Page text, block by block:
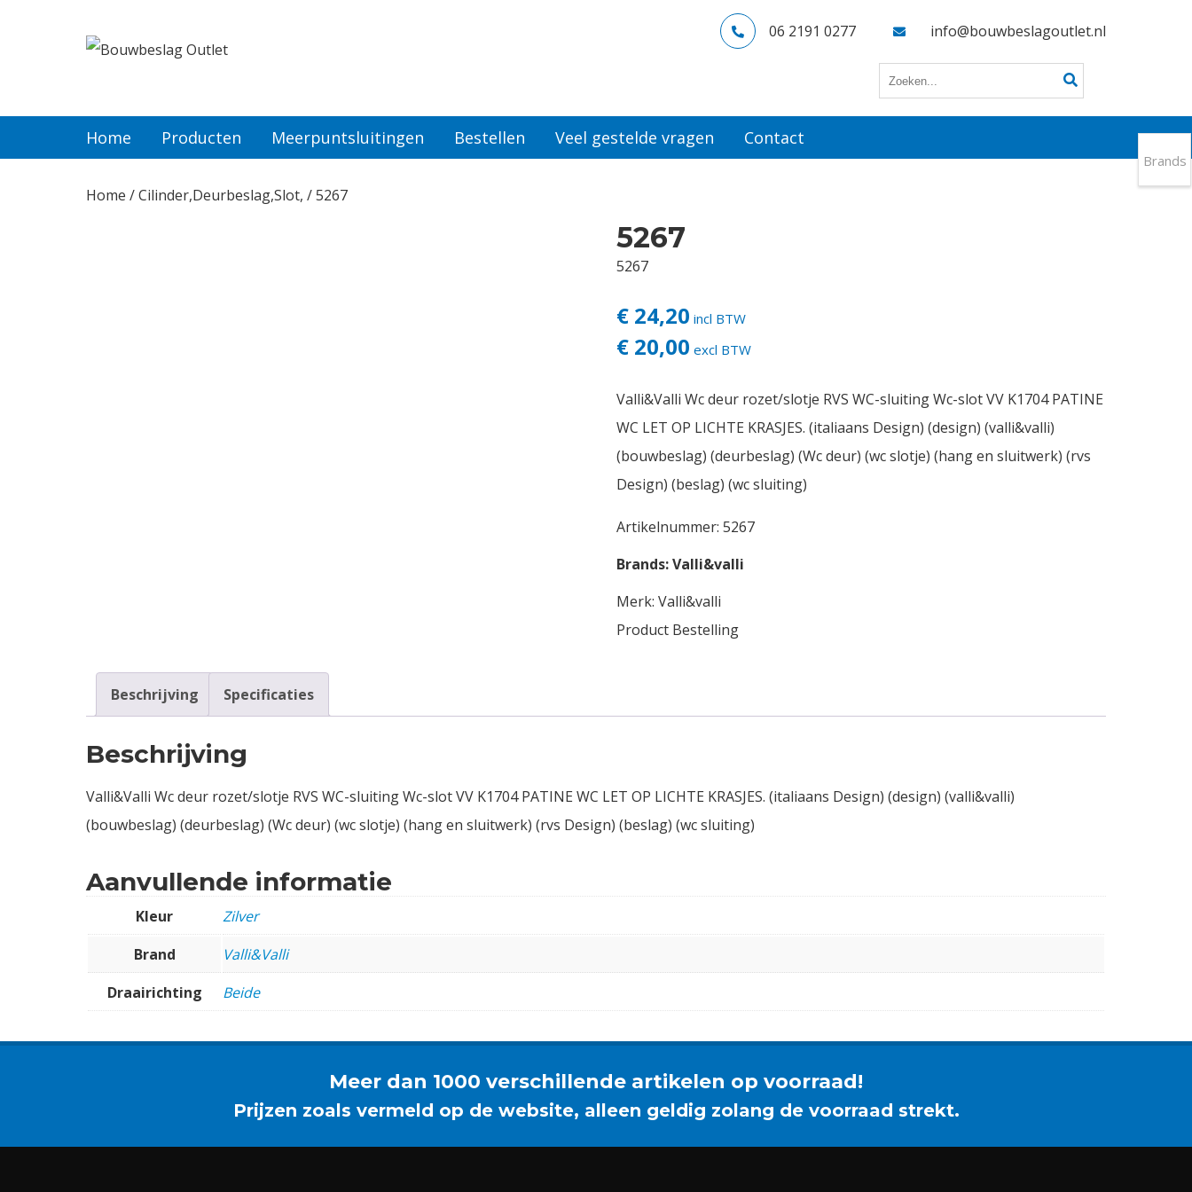
Producten
06 2191 0277 info@bouwbeslagoutlet.nl
Home Producten Meerpuntsluitingen Bestellen Veel gestelde vragen Contact
Home /Cilinder,Deurbeslag,Slot, / 5267
5267
5267
€ 24,20 incl BTW
€ 20,00 excl BTW
Valli&Valli Wc deur rozet/slotje RVS WC-sluiting Wc-slot VV K1704 PATINE
WC LET OP LICHTE KRASJES. (italiaans Design) (design) (valli&valli)
(bouwbeslag) (deurbeslag) (Wc deur) (wc slotje) (hang en sluitwerk) (rvs
Design) (beslag) (wc sluiting)
Artikelnummer: 5267
Brands:Valli&valli
Merk: Valli&valli
Product Bestelling
Beschrijving Specificaties
Beschrijving
Valli&Valli Wc deur rozet/slotje RVS WC-sluiting Wc-slot VV K1704 PATINE WC LET OP LICHTE KRASJES. (italiaans Design) (design) (valli&valli)
(bouwbeslag) (deurbeslag) (Wc deur) (wc slotje) (hang en sluitwerk) (rvs Design) (beslag) (wc sluiting)
Aanvullende informatie
Kleur
Zilver
Brand
Valli&Valli
Draairichting
Beide
Meer dan 1000 verschillende artikelen op voorraad!
Prijzen zoals vermeld op de website, alleen geldig zolang de voorraad strekt.
Brands